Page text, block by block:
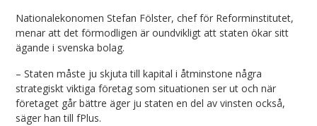
Nationalekonomen Stefan Fölster, chef för Reforminstitutet,
menar att det förmodligen är oundvikligt att staten ökar sitt
ägande i svenska bolag.
– Staten måste ju skjuta till kapital i åtminstone några
strategiskt viktiga företag som situationen ser ut och när
företaget går bättre äger ju staten en del av vinsten också,
säger han till fPlus.